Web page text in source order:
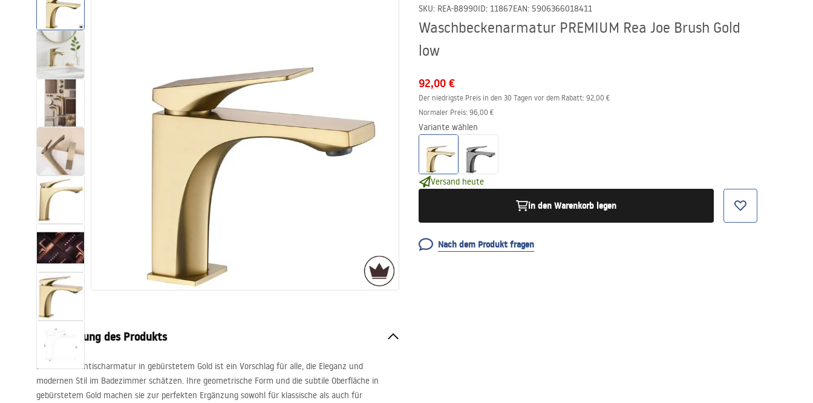
Duschtüren
Duschwannen
Duschrinnen
Waschbecken
Wannen und
Badewannenaufsätze
Badarmaturen
Duschen
Kitchen
Badezimmerzubehör und Möbel
SKU: REA-B8990ID: 11867EAN: 5906366018411
Waschbeckenarmatur PREMIUM Rea Joe Brush Gold
low
92,00 €
Der niedrigste Preis in den 30 Tagen vor dem Rabatt: 92,00 €
Normaler Preis: 96,00 €
Variante wählen
Versand heute
in den Warenkorb legen
Nach dem Produkt fragen
Beschreibung des Produkts
Die Joe Waschtischarmatur in gebürstetem Gold ist ein Vorschlag für alle, die Eleganz und
modernen Stil im Badezimmer schätzen. Ihre geometrische Form und die subtile Oberfläche in
gebürstetem Gold machen sie zur perfekten Ergänzung sowohl für klassische als auch für